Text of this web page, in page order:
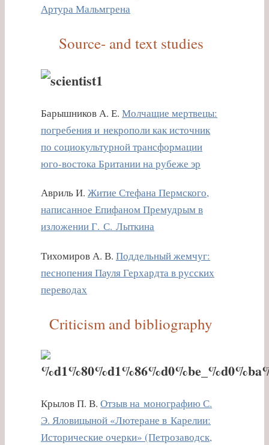
Артура Мальмгрена
Source- and text studies
Барышников А. Е. Молчащие мертвецы:
погребения и некрополи как источник
по социокультурной трансформации
юго-востока Британии на рубеже эр
Авриль И. Житие Стефана Пермского,
написанное Епифаном Премудрым в
изложении Г. С. Лыткина
Тихомиров А. В. Поддельный жемчуг:
песнопения Пауля Герхардта в русских
переводах
Criticism and bibliography
Крылов П. В. Отзыв на монографию С.
Э. Яловицыной «Лютеране в Карелии:
Исторические очерки» (Петрозаводск,